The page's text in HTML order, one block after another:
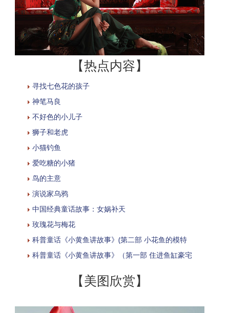
【热点内容】
寻找七色花的孩子
神笔马良
不好色的小儿子
狮子和老虎
小猫钓鱼
爱吃糖的小猪
鸟的主意
演说家乌鸦
中国经典童话故事：女娲补天
玫瑰花与梅花
科普童话《小黄鱼讲故事》(第二部 小花鱼的模特
科普童话《小黄鱼讲故事》（第一部 住进鱼缸豪宅
【美图欣赏】